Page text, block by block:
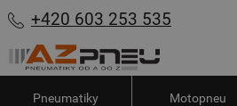
+420 603 253 535
Pneumatiky Motopneu